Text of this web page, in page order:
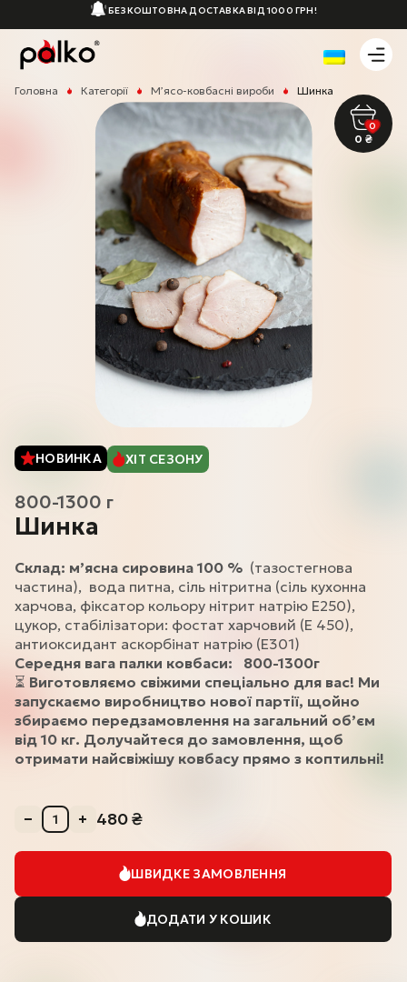
БЕЗКОШТОВНА ДОСТАВКА ВІД 1000 ГРН!
0
0 ₴
Головна Категорії М’ясо-ковбасні вироби Шинка
НОВИНКА ХІТ СЕЗОНУ
800-1300 г
Шинка
Склад: м’ясна сировина 100 % (тазостегнова
частина), вода питна, сіль нітритна (сіль кухонна
харчова, фіксатор кольору нітрит натрію Е250),
цукор, стабілізатори: фостат харчовий (Е 450),
антиоксидант аскорбінат натрію (E301)
Середня вага палки ковбаси: 800-1300г
⏳ Виготовляємо свіжими спеціально для вас! Ми
запускаємо виробництво нової партії, щойно
збираємо передзамовлення на загальний об’єм
від 10 кг. Долучайтеся до замовлення, щоб
отримати найсвіжішу ковбасу прямо з коптильні!
480₴
ШВИДКЕ ЗАМОВЛЕННЯ
ДОДАТИ У КОШИК